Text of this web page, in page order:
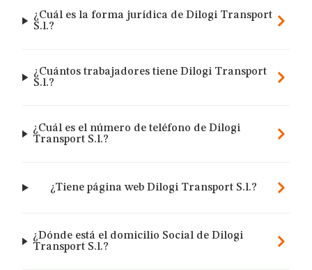
¿Cuál es la forma jurídica de Dilogi Transport
S.l.?
¿Cuántos trabajadores tiene Dilogi Transport
S.l.?
¿Cuál es el número de teléfono de Dilogi
Transport S.l.?
¿Tiene página web Dilogi Transport S.l.?
¿Dónde está el domicilio Social de Dilogi
Transport S.l.?